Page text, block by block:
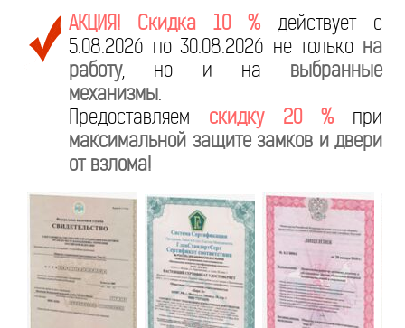
АКЦИЯ! Скидка 10 % действует с
5.08.2026 по 30.08.2026 не только на
работу, но и на выбранные
механизмы.
Предоставляем скидку 20 % при
максимальной защите замков и двери
от взлома!